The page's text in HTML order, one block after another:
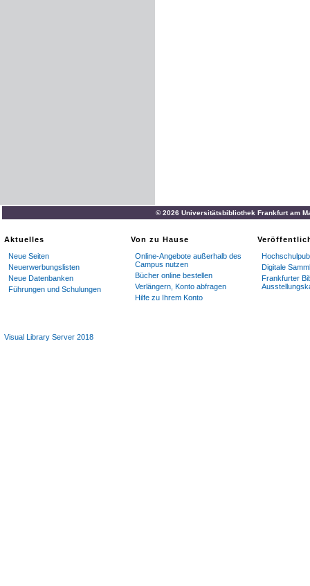
© 2026 Universitätsbibliothek Frankfurt am
Aktuelles
Neue Seiten
Neuerwerbungslisten
Neue Datenbanken
Führungen und Schulungen
Von zu Hause
Online-Angebote außerhalb des
Campus nutzen
Bücher online bestellen
Verlängern, Konto abfragen
Hilfe zu Ihrem Konto
Digitale
Frankfurter
Visual Library Server 2018